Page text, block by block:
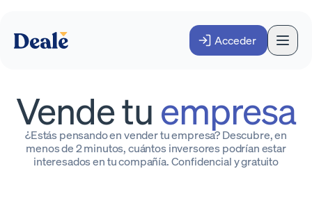
Acceder
Vende tu empresa
¿Estás pensando en vender tu empresa? Descubre, en
menos de 2 minutos, cuántos inversores podrían estar
interesados en tu compañía. Confidencial y gratuito